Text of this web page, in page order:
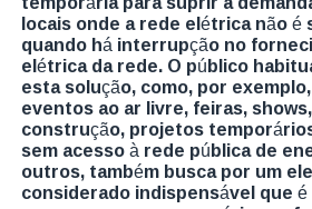
locais onde a rede elétrica não
quando há interrupção no
elétrica da rede. O público
esta solução, como, por
eventos ao ar livre, feiras,
construção, projetos
sem acesso à rede pública de
outros, também busca por um
considerado indispensável que